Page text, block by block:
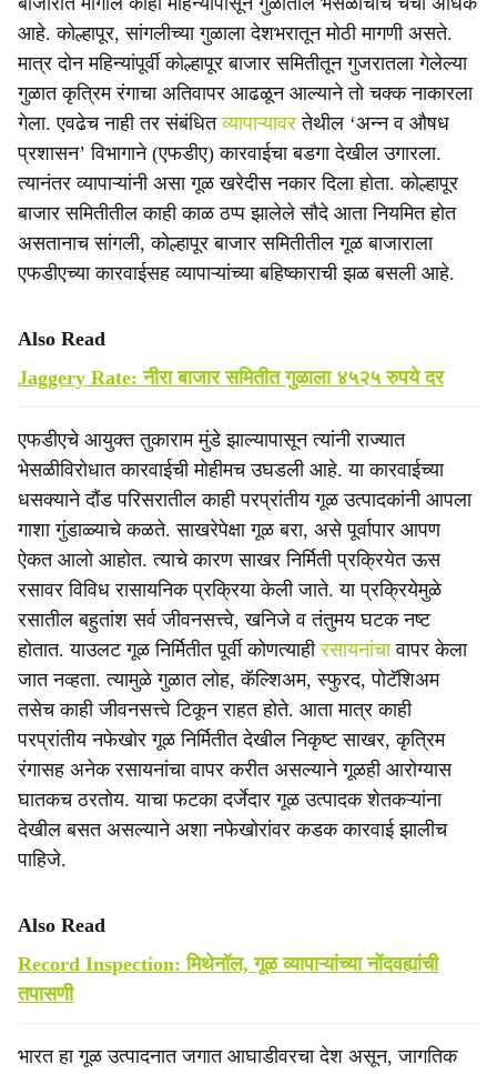
आहे. कोल्हापूर, सांगलीच्या गुळाला देशभरातून मोठी मागणी असते.
मात्र दोन महिन्यांपूर्वी कोल्हापूर बाजार समितीतून गुजरातला गेलेल्या
गुळात कृत्रिम रंगाचा अतिवापर आढळून आल्याने तो चक्क नाकारला
गेला. एवढेच नाही तर संबंधितव्यापाऱ्यावरतेथील ‘अन्न व औषध
प्रशासन’ विभागाने (एफडीए) कारवाईचा बडगा देखील उगारला.
त्यानंतर व्यापाऱ्यांनी असा गूळ खरेदीस नकार दिला होता. कोल्हापूर
बाजार समितीतील काही काळ ठप्प झालेले सौदे आता नियमित होत
असतानाच सांगली, कोल्हापूर बाजार समितीतील गूळ बाजाराला
एफडीएच्या कारवाईसह व्यापाऱ्यांच्या बहिष्काराची झळ बसली आहे.
Also Read
Jaggery Rate: नीरा बाजार समितीत गुळाला ४५२५ रुपये दर
एफडीएचे आयुक्त तुकाराम मुंडे झाल्यापासून त्यांनी राज्यात
भेसळीविरोधात कारवाईची मोहीमच उघडली आहे. या कारवाईच्या
धसक्याने दौंड परिसरातील काही परप्रांतीय गूळ उत्पादकांनी आपला
गाशा गुंडाळ्याचे कळते. साखरेपेक्षा गूळ बरा, असे पूर्वापार आपण
ऐकत आलो आहोत. त्याचे कारण साखर निर्मिती प्रक्रियेत ऊस
रसावर विविध रासायनिक प्रक्रिया केली जाते. या प्रक्रियेमुळे
रसातील बहुतांश सर्व जीवनसत्त्वे, खनिजे व तंतुमय घटक नष्ट
होतात. याउलट गूळ निर्मितीत पूर्वी कोणत्याहीरसायनांचावापर केला
जात नव्हता. त्यामुळे गुळात लोह, कॅल्शिअम, स्फुरद, पोटॅशिअम
तसेच काही जीवनसत्त्वे टिकून राहत होते. आता मात्र काही
परप्रांतीय नफेखोर गूळ निर्मितीत देखील निकृष्ट साखर, कृत्रिम
रंगासह अनेक रसायनांचा वापर करीत असल्याने गूळही आरोग्यास
घातकच ठरतोय. याचा फटका दर्जेदार गूळ उत्पादक शेतकऱ्यांना
देखील बसत असल्याने अशा नफेखोरांवर कडक कारवाई झालीच
पाहिजे.
Also Read
Record Inspection: मिथेनॉल, गूळ व्यापाऱ्यांच्या नोंदवह्यांची
तपासणी
भारत हा गूळ उत्पादनात जगात आघाडीवरचा देश असून, जागतिक